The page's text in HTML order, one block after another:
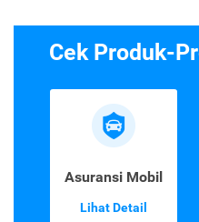
Cek Produk-
Asuransi Mobil
Lihat Detail